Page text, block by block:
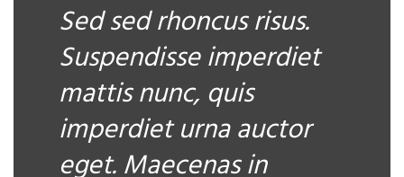
Sed sed rhoncus risus.
Suspendisse imperdiet
mattis nunc, quis
imperdiet urna auctor
eget. Maecenas in